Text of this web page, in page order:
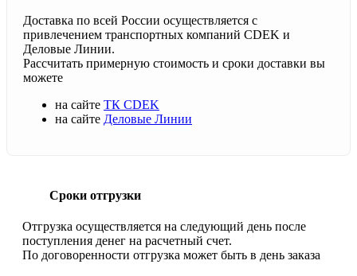
Доставка по всей России осуществляется с
привлечением транспортных компаний CDEK и
Деловые Линии.
Рассчитать примерную стоимость и сроки доставки вы
можете
на сайте ТК CDEK
на сайте Деловые Линии
Сроки отгрузки
Отгрузка осуществляется на следующий день после
поступления денег на расчетный счет.
По договоренности отгрузка может быть в день заказа